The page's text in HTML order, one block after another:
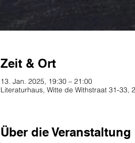
Zeit & Ort
13. Jan. 2025, 19:30 – 21:00
Literaturhaus, Witte de Withstraat 31-33,
Über die Veranstaltung